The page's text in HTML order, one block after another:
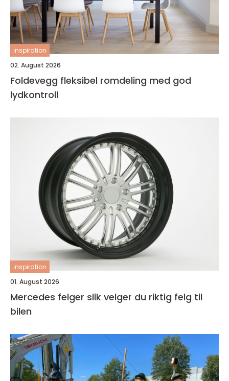
inspiration
02. August 2026
Foldevegg fleksibel romdeling med god
lydkontroll
inspiration
01. August 2026
Mercedes felger slik velger du riktig felg til
bilen